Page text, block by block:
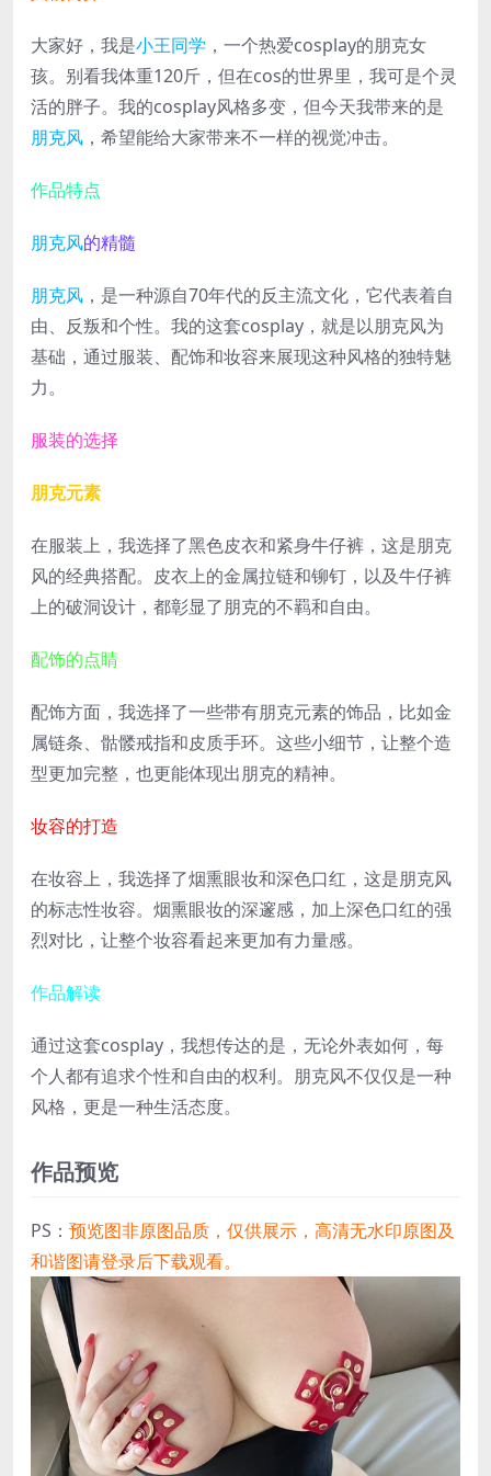
大家好，我是小王同学 ，一个热爱cosplay的朋克女
孩。别看我体重120斤，但在cos的世界里，我可是个灵
活的胖子。我的cosplay风格多变，但今天我带来的是
朋克风 ，希望能给大家带来不一样的视觉冲击。
作品特点
朋克风的精髓
朋克风 ，是一种源自70年代的反主流文化，它代表着自
由、反叛和个性。我的这套cosplay，就是以朋克风为
基础，通过服装、配饰和妆容来展现这种风格的独特魅
力。
服装的选择
朋克元素
在服装上，我选择了黑色皮衣和紧身牛仔裤，这是朋克
风的经典搭配。皮衣上的金属拉链和铆钉，以及牛仔裤
上的破洞设计，都彰显了朋克的不羁和自由。
配饰的点睛
配饰方面，我选择了一些带有朋克元素的饰品，比如金
属链条、骷髅戒指和皮质手环。这些小细节，让整个造
型更加完整，也更能体现出朋克的精神。
妆容的打造
在妆容上，我选择了烟熏眼妆和深色口红，这是朋克风
的标志性妆容。烟熏眼妆的深邃感，加上深色口红的强
烈对比，让整个妆容看起来更加有力量感。
作品解读
通过这套cosplay，我想传达的是，无论外表如何，每
个人都有追求个性和自由的权利。朋克风不仅仅是一种
风格，更是一种生活态度。
作品预览
PS： 预览图非原图品质，仅供展示，高清无水印原图及
和谐图请登录后下载观看。